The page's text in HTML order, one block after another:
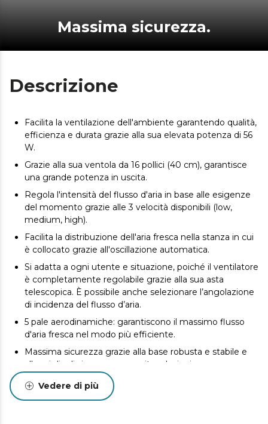
Massima sicurezza.
Descrizione
Facilita la ventilazione dell'ambiente garantendo qualità,
efficienza e durata grazie alla sua elevata potenza di 56
W.
Grazie alla sua ventola da 16 pollici (40 cm), garantisce
una grande potenza in uscita.
Regola l'intensità del flusso d'aria in base alle esigenze
del momento grazie alle 3 velocità disponibili (low,
medium, high).
Facilita la distribuzione dell'aria fresca nella stanza in cui
è collocato grazie all'oscillazione automatica.
Si adatta a ogni utente e situazione, poiché il ventilatore
è completamente regolabile grazie alla sua asta
telescopica. È possibile anche selezionare l’angolazione
di incidenza del flusso d’aria.
5 pale aerodinamiche: garantiscono il massimo flusso
d'aria fresca nel modo più efficiente.
Massima sicurezza grazie alla base robusta e stabile e
alla griglia di sicurezza per evitare lesioni.
Vedere di più